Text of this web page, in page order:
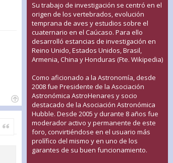
Citar
Su trabajo de investigación se centró en el
origen de los vertebrados, evolución
temprana de aves y estudios sobre el
cuaternario en el Caúcaso. Para ello
desarrolló estancias de investigación en
Reino Unido, Estados Unidos, Brasil,
Armenia, China y Honduras (Fte. Wikipedia)
Como aficionado a la Astronomía, desde
2008 fue Presidente de la Asociación
Astronómica AstroHenares y socio
destacado de la Asociación Astronómica
Hubble. Desde 2005 y durante 8 años fue
moderador activo y permanente de este
foro, convirtiéndose en el usuario más
prolífico del mismo y en uno de los
garantes de su buen funcionamiento.